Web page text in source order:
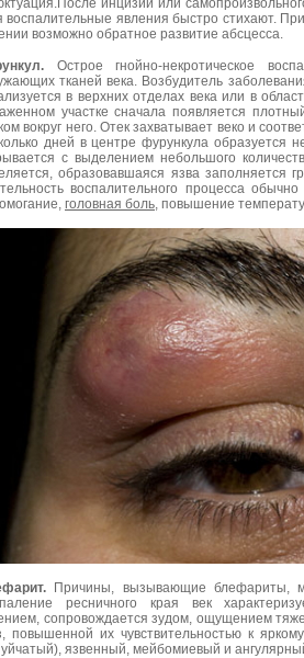
инцизии или
воспалительные явления быстро стихают.
возможно обратное развитие абсцесса.
Острое гнойно-некротическое
тканей века. Возбудитель
в верхних отделах века или в
участке сначала появляется
вокруг него. Отек захватывает веко и
дней в центре фурункула образуется
с выделением небольшого
образовавшаяся язва заполняется
воспалительного процесса
головная боль, повышение
Причины, вызывающие блефариты,
ресничного края век
сопровождается зудом, ощущением
повышенной их чувствительностью к
язвенный, мейбомиевый и